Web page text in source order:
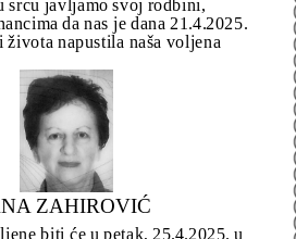
srcu javljamo svoj rodbini,
da nas je dana 21.4.2025.
života napustila naša voljena
ZAHIROVIĆ
biti će u petak, 25.4.2025. u